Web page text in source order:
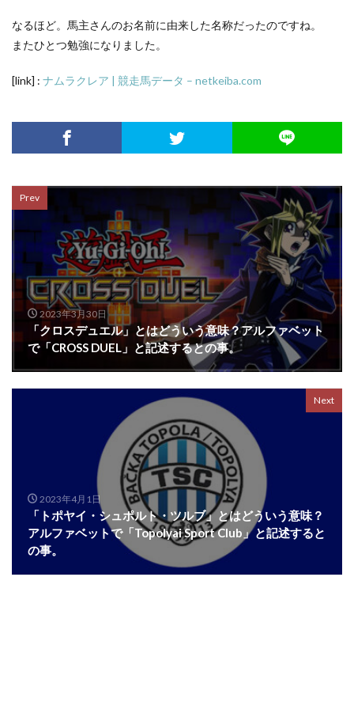
なるほど。馬主さんのお名前に由来した名称だったのですね。
またひとつ勉強になりました。
[link] : ナムラクレア | 競走馬データ – netkeiba.com
Prev
2023年3月30日
「クロスデュエル」とはどういう意味？アルファベット
で「CROSS DUEL」と記述するとの事。
Next
2023年4月1日
「トポヤイ・シュポルト・ツルブ」とはどういう意味？
アルファベットで「Topolyai Sport Club」と記述すると
の事。